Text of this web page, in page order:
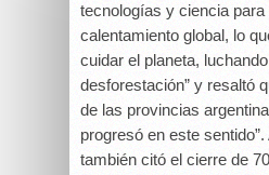
tecnologías y ciencia para
calentamiento global, lo
cuidar el planeta,
desforestación” y resaltó
de las provincias
progresó en este
también citó el cierre de